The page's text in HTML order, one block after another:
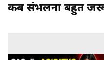
कब संभलना बहुत